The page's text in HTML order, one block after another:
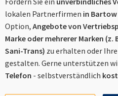
lokalen Partnerfirmen in Bartow
Option, Angebote von
Marke oder mehrerer Marken (z.
Sani-Trans) zu erhalten oder
gestalten. Gerne unterstützen
Telefon - selbstverständlich